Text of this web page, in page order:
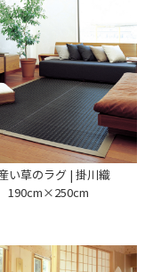
い草のラグ | 掛川織
190cm×250cm